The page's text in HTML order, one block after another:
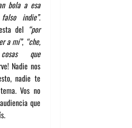
bola a esa
indie”.
del “por
a mí”, “che,
que
Nadie nos
nadie te
Vos no
que